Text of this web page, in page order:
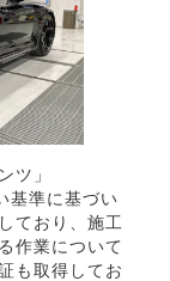
ツ」
基準に基づい
ており、施工
作業について
も取得してお